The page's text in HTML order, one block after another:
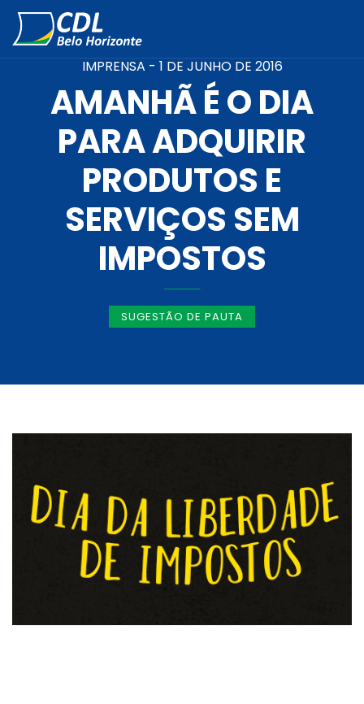
IMPRENSA - 1 DE JUNHO DE 2016
AMANHÃ É O DIA
PARA ADQUIRIR
PRODUTOS E
SERVIÇOS SEM
IMPOSTOS
SUGESTÃO DE PAUTA